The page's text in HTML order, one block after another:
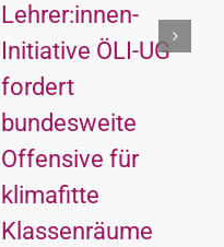
Lehrer:innen-
Initiative ÖLI-UG
fordert
bundesweite
Offensive für
klimafitte
Klassenräume